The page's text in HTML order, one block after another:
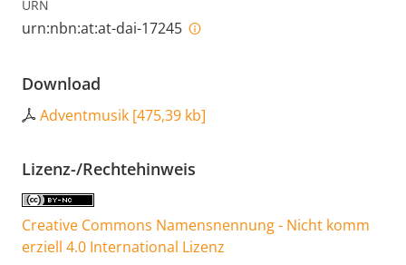
URN
urn:nbn:at:at-dai-17245
Download
Adventmusik [475,39 kb]
Lizenz-/Rechtehinweis
Creative Commons Namensnennung - Nicht komm
erziell 4.0 International Lizenz